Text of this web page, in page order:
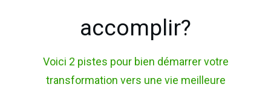
accomplir?
Voici 2 pistes pour bien démarrer votre
transformation vers une vie meilleure